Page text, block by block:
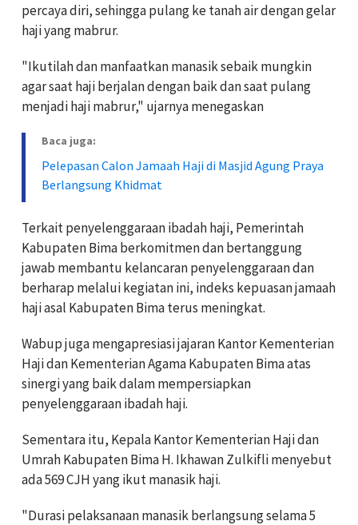
percaya diri, sehingga pulang ke tanah air dengan gelar
haji yang mabrur.
"Ikutilah dan manfaatkan manasik sebaik mungkin
agar saat haji berjalan dengan baik dan saat pulang
menjadi haji mabrur," ujarnya menegaskan
Baca juga:
Pelepasan Calon Jamaah Haji di Masjid Agung Praya
Berlangsung Khidmat
Terkait penyelenggaraan ibadah haji, Pemerintah
Kabupaten Bima berkomitmen dan bertanggung
jawab membantu kelancaran penyelenggaraan dan
berharap melalui kegiatan ini, indeks kepuasan jamaah
haji asal Kabupaten Bima terus meningkat.
Wabup juga mengapresiasi jajaran Kantor Kementerian
Haji dan Kementerian Agama Kabupaten Bima atas
sinergi yang baik dalam mempersiapkan
penyelenggaraan ibadah haji.
Sementara itu, Kepala Kantor Kementerian Haji dan
Umrah Kabupaten Bima H. Ikhawan Zulkifli menyebut
ada 569 CJH yang ikut manasik haji.
"Durasi pelaksanaan manasik berlangsung selama 5